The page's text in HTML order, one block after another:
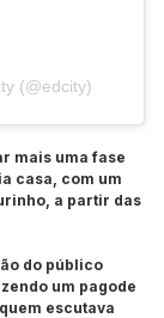
(@edcity)
mais uma fase
casa, com um
a partir das
do público
um pagode
escutava